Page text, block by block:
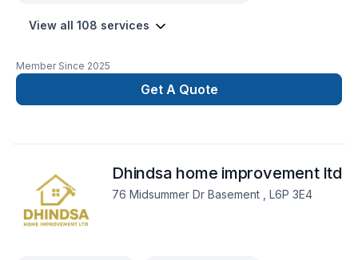
View all 108 services
Member Since 2025
Get A Quote
Dhindsa home improvement ltd
76 Midsummer Dr Basement , L6P 3E4